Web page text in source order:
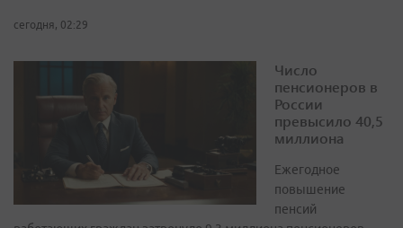
сегодня, 02:29
Число
пенсионеров в
России
превысило 40,5
миллиона
Ежегодное
повышение
пенсий